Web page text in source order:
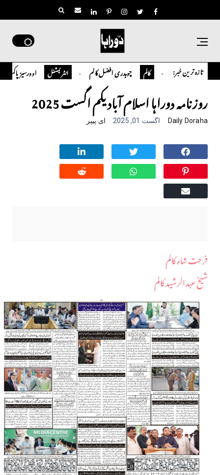
تازہ ترین خبر:
کالم چوہدری افضل کالم انٹر نیشنل اوورسیز پاکستانی ڈاکٹر سعید حسین
روزنامہ دوراہا اسلام آباد یکم اگست 2025
Daily Doraha اگست 01, 2025 ای پیپر
فرحت شاہ کالم
شیخ عبدالرشید کالم